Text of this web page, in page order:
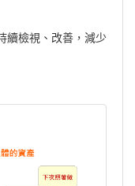
續檢視、改善，減少